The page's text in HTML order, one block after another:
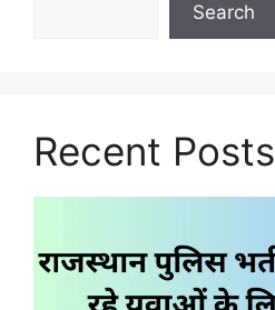
Search
Recent Posts